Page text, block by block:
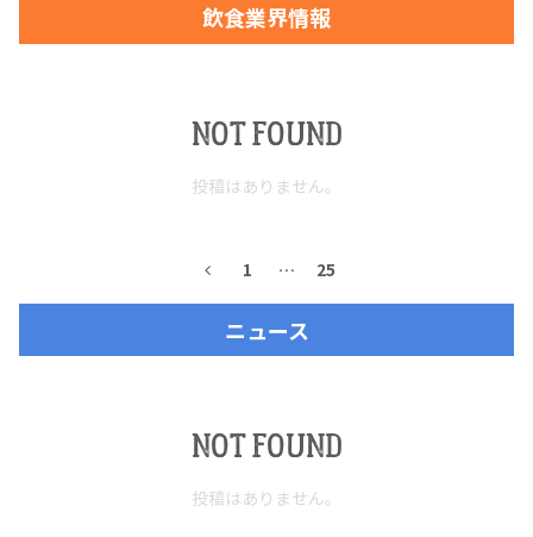
テキーラ・メスカルが 飲めるバー
＆レストラン
飲食業界情報
NOT FOUND
投稿はありません。
1 … 25
ニュース
NOT FOUND
投稿はありません。